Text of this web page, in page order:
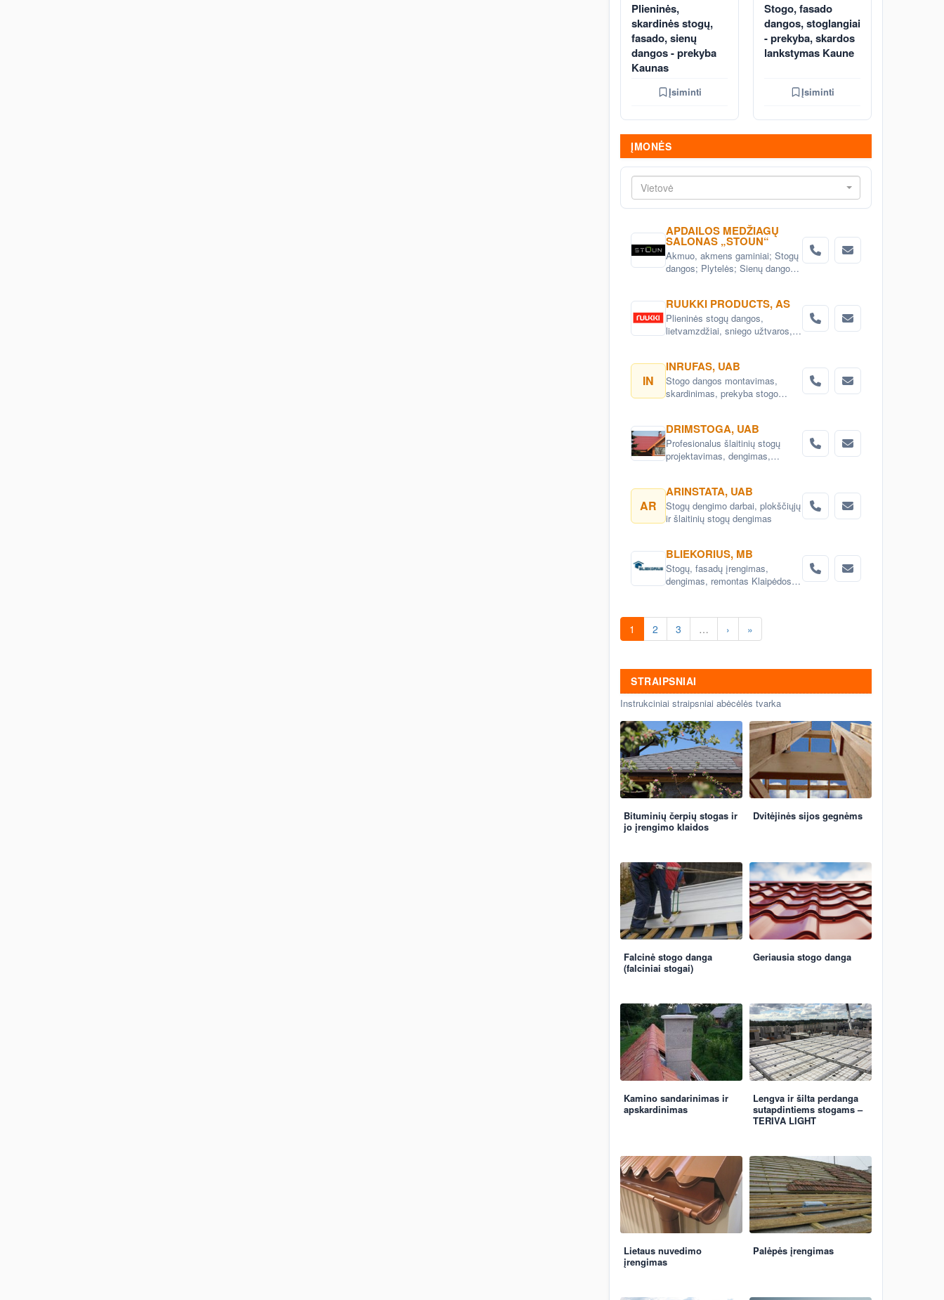
Plieninės,
skardinės stogų,
fasado, sienų
dangos - prekyba
Kaunas
Įsiminti
Stogo, fasado
dangos, stoglangiai
- prekyba, skardos
lankstymas Kaune
Įsiminti
ĮMONĖS
Vietovė
APDAILOS MEDŽIAGŲ
SALONAS „STOUN“
Akmuo, akmens gaminiai; Stogų
dangos; Plytelės; Sienų dangos;
interejeras; Apdailos medžiagos
RUUKKI PRODUCTS, AS
Plieninės stogų dangos,
lietvamzdžiai, sniego užtvaros,
IN
INRUFAS, UAB
Stogo dangos montavimas,
skardinimas, prekyba stogo
DRIMSTOGA, UAB
Profesionalus šlaitinių stogų
projektavimas, dengimas,
statyba.Laiptų gamyba ir
įrengimas Vilniaus raj.
AR
ARINSTATA, UAB
Stogų dengimo darbai, plokščiųjų
ir šlaitinių stogų dengimas
BLIEKORIUS, MB
Stogų, fasadų įrengimas,
dengimas, remontas Klaipėdos
1 2 3 … › »
STRAIPSNIAI
Instrukciniai straipsniai abėcėlės tvarka
Bituminių čerpių stogas ir
jo įrengimo klaidos
Dvitėjinės sijos gegnėms
Falcinė stogo danga
(falciniai stogai)
Geriausia stogo danga
Kamino sandarinimas ir
apskardinimas
Lengva ir šilta perdanga
sutapdintiems stogams –
TERIVA LIGHT
Lietaus nuvedimo
įrengimas
Palėpės įrengimas